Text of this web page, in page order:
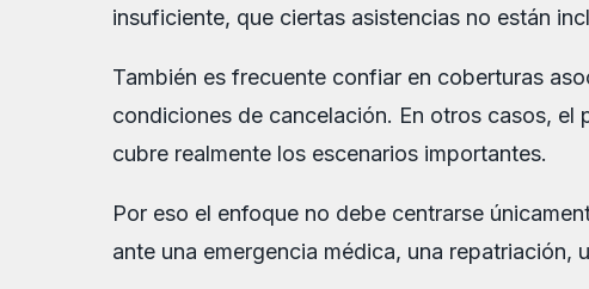
insuficiente, que ciertas asistencias no están
También es frecuente confiar en coberturas
condiciones de cancelación. En otros casos,
cubre realmente los escenarios importantes.
Por eso el enfoque no debe centrarse
ante una emergencia médica, una repatriación,